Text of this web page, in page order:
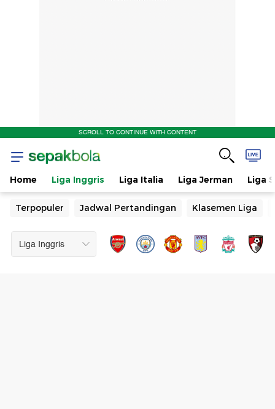
SCROLL TO CONTINUE WITH CONTENT
Home Liga Inggris Liga Italia Liga Jerman Liga
Terpopuler Jadwal Pertandingan Klasemen Liga